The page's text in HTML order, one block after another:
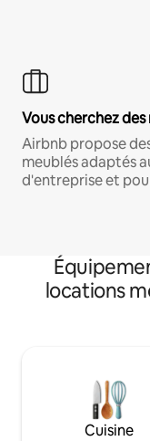
Vous cherchez
Airbnb propose
meublés adaptés
d'entreprise et
locations
Cuisine